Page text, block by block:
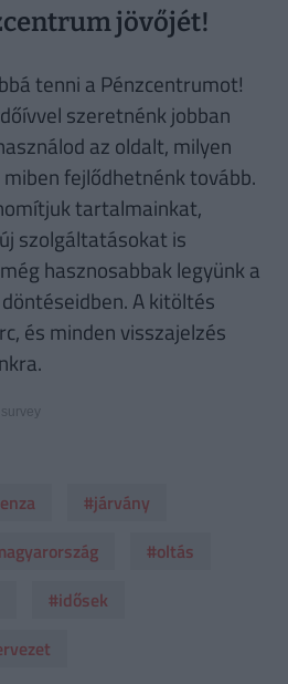
jövőjét!
tenni a Pénzcentrumot!
szeretnénk jobban
az oldalt, milyen
fejlődhetnénk tovább.
tartalmainkat,
szolgáltatásokat is
hasznosabbak legyünk a
A kitöltés
és minden visszajelzés
#járvány
#oltás
#idősek